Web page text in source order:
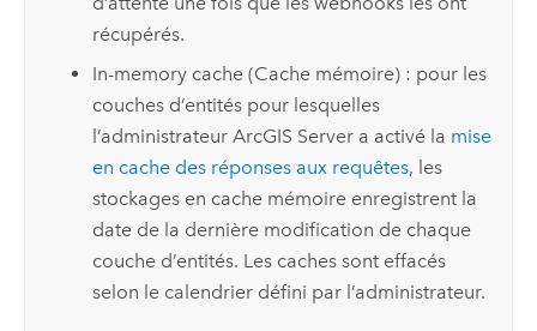
récupérés.
In-memory cache (Cache mémoire) : pour les
couches d’entités pour lesquelles
l’administrateur ArcGIS Servera activé la mise
en cache des réponses aux requêtes, les
stockages en cache mémoire enregistrent la
date de la dernière modification de chaque
couche d’entités. Les caches sont effacés
selon le calendrier défini par l’administrateur.